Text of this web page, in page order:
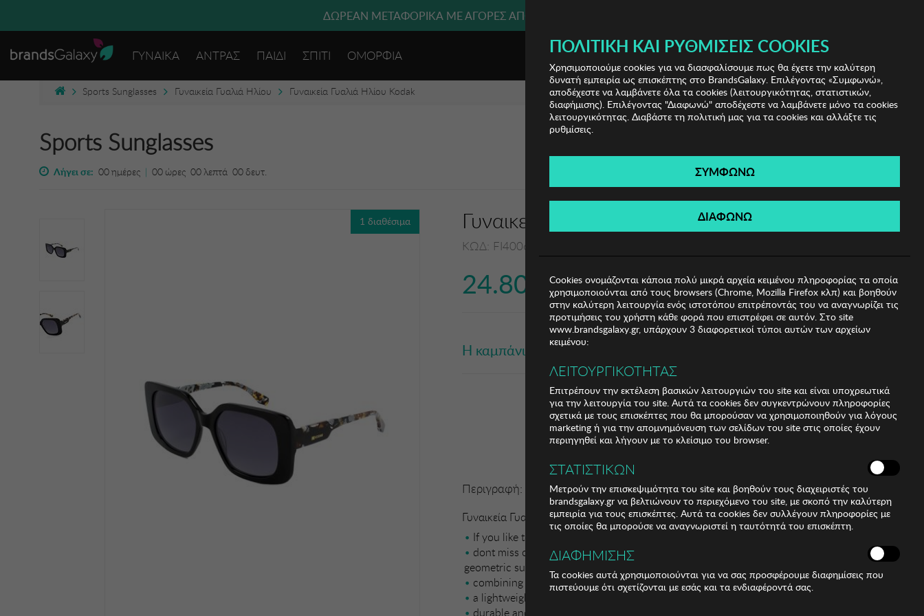
ΔΩΡΕΑΝ ΜΕΤΑΦΟΡΙΚΑ ΜΕ ΑΓΟΡΕΣ ΑΠΌ 49€ ΚΑΙ ΆΝΩ!
ΓΥΝΑΙΚΑ ΑΝΤΡΑΣ ΠΑΙΔΙ ΣΠΙΤΙ ΟΜΟΡΦΙΑ (0)
Sports Sunglasses Γυναικεία Γυαλιά Ηλίου Γυναικεία Γυαλιά Ηλίου Kodak
Sports Sunglasses
Λήγει σε: 00ημέρες | 00 ώρες 00λεπτά 00 δευτ.
1 διαθέσιμα Γυναικεία Γυαλιά Ηλίου Kodak
ΚΩΔ: FI40061-512
24.80€
Η καμπάνια έχει λήξει
Περιγραφή:
Γυναικεία Γυαλιά Ηλίου Kodak
If you like to wear the latest in fashion and accessories are vital for your overall image
dont miss out on the Kodak FI40061 Womens Sunglasses. Shape and design: - Kodak
geometric sunglasses
combining an oversized rectangular design. Frame Material: - Made from acetate
a lightweight
durable and excellent quality material
ΠΟΛΙΤΙΚΉ ΚΑΙ ΡΥΘΜΊΣΕΙΣ COOKIES
Χρησιμοποιούμε cookies για να διασφαλίσουμε πως θα έχετε την καλύτερη
δυνατή εμπειρία ως επισκέπτης στο BrandsGalaxy. Επιλέγοντας «Συμφωνώ»,
αποδέχεστε να λαμβάνετε όλα τα cookies (λειτουργικότητας, στατιστικών,
διαφήμισης). Επιλέγοντας "Διαφωνώ" αποδέχεστε να λαμβάνετε μόνο τα cookies
λειτουργικότητας. Διαβάστε τη πολιτική μας για τα cookies και αλλάξτε τις
ρυθμίσεις.
ΣΥΜΦΩΝΩ
ΔΙΑΦΩΝΩ
Cookies ονομάζονται κάποια πολύ μικρά αρχεία κειμένου πληροφορίας τα οποία
χρησιμοποιούνται από τους browsers (Chrome, Mozilla Firefox κλπ) και βοηθούν
στην καλύτερη λειτουργία ενός ιστοτόπου επιτρέποντάς του να αναγνωρίζει τις
προτιμήσεις του χρήστη κάθε φορά που επιστρέφει σε αυτόν. Στο site
www.brandsgalaxy.gr, υπάρχουν 3 διαφορετικοί τύποι αυτών των αρχείων
κειμένου:
ΛΕΙΤΟΥΡΓΙΚΟΤΗΤΑΣ
Επιτρέπουν την εκτέλεση βασικών λειτουργιών του site και είναι υποχρεωτικά
για την λειτουργία του site. Αυτά τα cookies δεν συγκεντρώνουν πληροφορίες
σχετικά με τους επισκέπτες που θα μπορούσαν να χρησιμοποιηθούν για λόγους
marketing ή για την απομνημόνευση των σελίδων του site στις οποίες έχουν
περιηγηθεί και λήγουν με το κλείσιμο του browser.
ΣΤΑΤΙΣΤΙΚΩΝ
Μετρούν την επισκεψιμότητα του site και βοηθούν τους διαχειριστές του
brandsgalaxy.gr να βελτιώνουν το περιεχόμενο του site, με σκοπό την καλύτερη
εμπειρία για τους επισκέπτες. Αυτά τα cookies δεν συλλέγουν πληροφορίες με
τις οποίες θα μπορούσε να αναγνωριστεί η ταυτότητά του επισκέπτη.
ΔΙΑΦΗΜΙΣΗΣ
Τα cookies αυτά χρησιμοποιούνται για να σας προσφέρουμε διαφημίσεις που
πιστεύουμε ότι σχετίζονται με εσάς και τα ενδιαφέροντά σας.